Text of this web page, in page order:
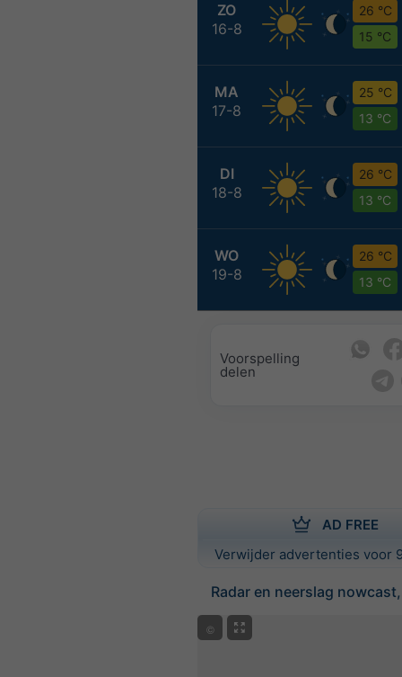
ZO
16-8
26 °C
15 °C
MA
17-8
25 °C
13 °C
DI
18-8
26 °C
13 °C
WO
19-8
26 °C
13 °C
Voorspelling
delen
AD FREE
Verwijder advertenties voor
Radar en neerslag
©